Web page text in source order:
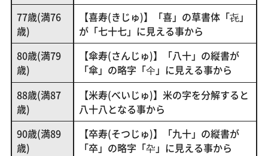
77歳(満76
歳)
【喜寿(きじゅ)】「喜」の草書体「㐂」
が「七十七」に見える事から
80歳(満79
歳)
【傘寿(さんじゅ)】「八十」の縦書が
「傘」の略字「仐」に見える事から
88歳(満87
歳)
【米寿(べいじゅ)】米の字を分解すると
八十八となる事から
90歳(満89
歳)
【卒寿(そつじゅ)】「九十」の縦書が
「卒」の略字「卆」に見える事から